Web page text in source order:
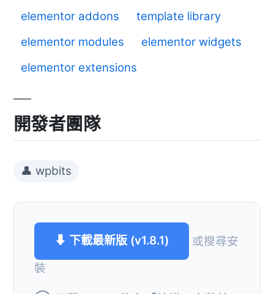
elementor addons
template library
elementor modules
elementor widgets
elementor extensions
開發者團隊
👤 wpbits
⬇ 下載最新版 (v1.8.1)
或搜尋安
裝